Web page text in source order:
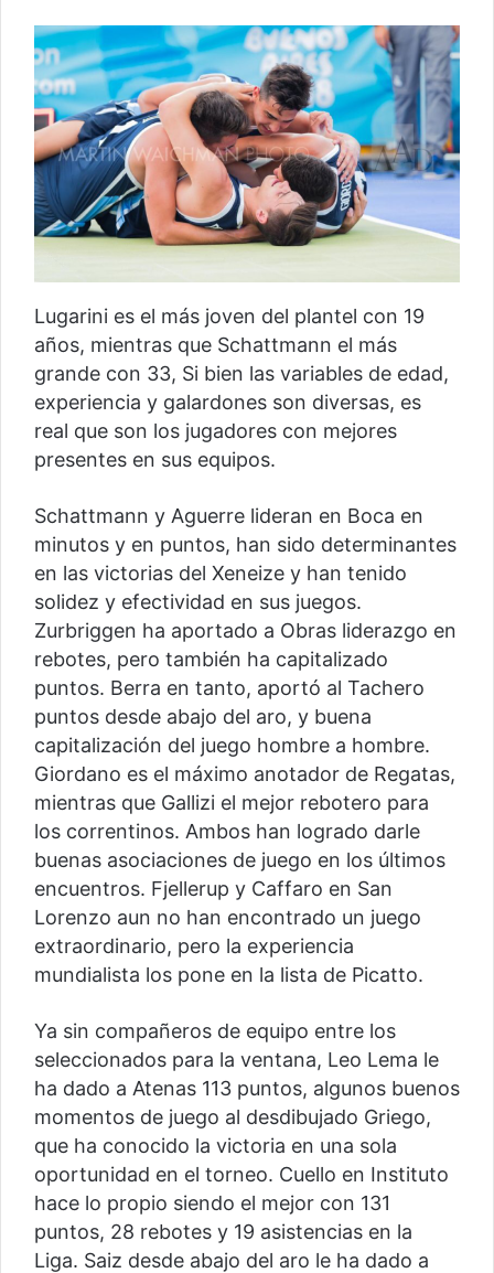
Lugarini es el más joven del plantel con 19
años, mientras que Schattmann el más
grande con 33, Si bien las variables de edad,
experiencia y galardones son diversas, es
real que son los jugadores con mejores
presentes en sus equipos.
Schattmann y Aguerre lideran en Boca en
minutos y en puntos, han sido determinantes
en las victorias del Xeneize y han tenido
solidez y efectividad en sus juegos.
Zurbriggen ha aportado a Obras liderazgo en
rebotes, pero también ha capitalizado
puntos. Berra en tanto, aportó al Tachero
puntos desde abajo del aro, y buena
capitalización del juego hombre a hombre.
Giordano es el máximo anotador de Regatas,
mientras que Gallizi el mejor rebotero para
los correntinos. Ambos han logrado darle
buenas asociaciones de juego en los últimos
encuentros. Fjellerup y Caffaro en San
Lorenzo aun no han encontrado un juego
extraordinario, pero la experiencia
mundialista los pone en la lista de Picatto.
Ya sin compañeros de equipo entre los
seleccionados para la ventana, Leo Lema le
ha dado a Atenas 113 puntos, algunos buenos
momentos de juego al desdibujado Griego,
que ha conocido la victoria en una sola
oportunidad en el torneo. Cuello en Instituto
hace lo propio siendo el mejor con 131
puntos, 28 rebotes y 19 asistencias en la
Liga. Saiz desde abajo del aro le ha dado a